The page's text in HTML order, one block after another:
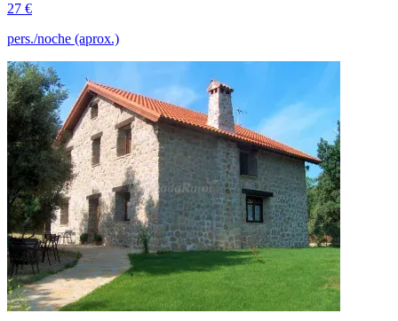
27 €
pers./noche (aprox.)